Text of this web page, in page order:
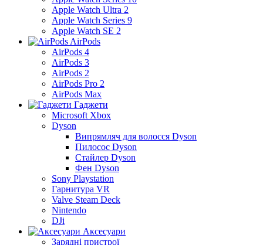
Apple Watch Ultra 2
Apple Watch Series 9
Apple Watch SE 2
AirPods
AirPods 4
AirPods 3
AirPods 2
AirPods Pro 2
AirPods Max
Гаджети
Microsoft Xbox
Dyson
Випрямляч для волосся Dyson
Пилосос Dyson
Стайлер Dyson
Фен Dyson
Sony Playstation
Гарнитура VR
Valve Steam Deck
Nintendo
DJi
Аксесуари
Зарядні пристрої